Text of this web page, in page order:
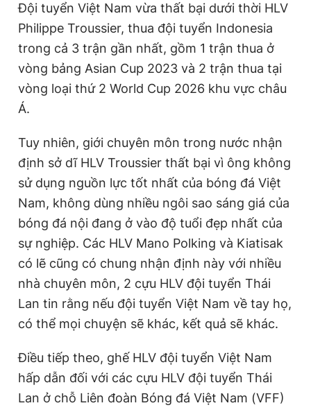
Đội tuyển Việt Nam vừa thất bại dưới thời HLV
Philippe Troussier, thua đội tuyển Indonesia
trong cả 3 trận gần nhất, gồm 1 trận thua ở
vòng bảng Asian Cup 2023 và 2 trận thua tại
vòng loại thứ 2 World Cup 2026 khu vực châu
Á.
Tuy nhiên, giới chuyên môn trong nước nhận
định sở dĩ HLV Troussier thất bại vì ông không
sử dụng nguồn lực tốt nhất của bóng đá Việt
Nam, không dùng nhiều ngôi sao sáng giá của
bóng đá nội đang ở vào độ tuổi đẹp nhất của
sự nghiệp. Các HLV Mano Polking và Kiatisak
có lẽ cũng có chung nhận định này với nhiều
nhà chuyên môn, 2 cựu HLV đội tuyển Thái
Lan tin rằng nếu đội tuyển Việt Nam về tay họ,
có thể mọi chuyện sẽ khác, kết quả sẽ khác.
Điều tiếp theo, ghế HLV đội tuyển Việt Nam
hấp dẫn đối với các cựu HLV đội tuyển Thái
Lan ở chỗ Liên đoàn Bóng đá Việt Nam (VFF)